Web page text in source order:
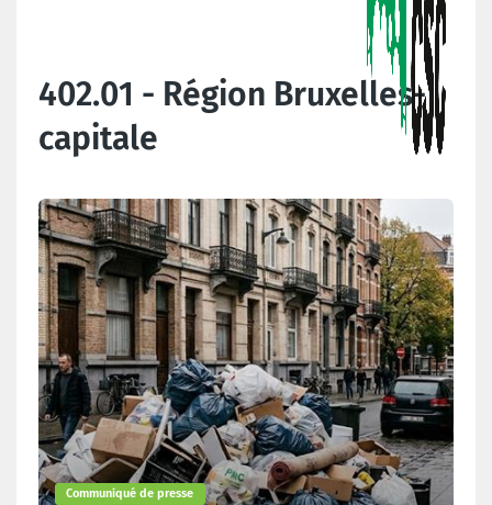
402.01 - Région Bruxelles-
capitale
Dernières actualités
Communiqué de presse